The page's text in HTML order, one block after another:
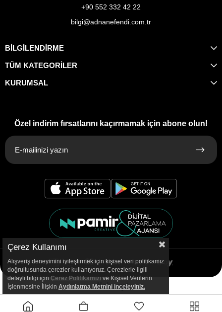
+90 552 332 42 22
bilgi@adnanefendi.com.tr
BİLGİLENDİRME
TÜM KATEGORİLER
KURUMSAL
Özel indirim fırsatlarını kaçırmamak için abone olun!
Çerez Kullanımı
Alışveriş deneyimini iyileştirmek için kişisel veri politikamız
doğrultusunda çerezler kullanıyoruz. Çerezlerle ilgili
detaylı bilgi için Çerez Politikamızı ve Kişisel Verilerin
İşlenmesine İlişkin Aydınlatma Metnini inceleyiniz.